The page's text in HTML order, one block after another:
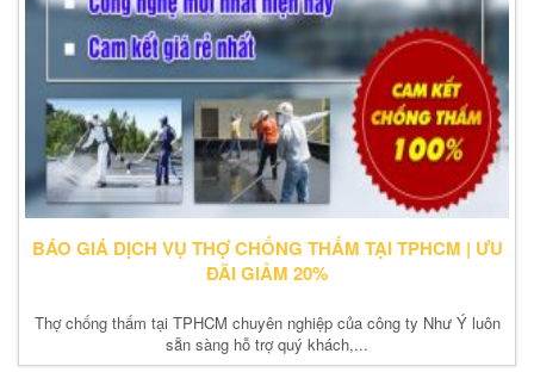
BÁO GIÁ DỊCH VỤ THỢ CHỐNG THẤM TẠI TPHCM | ƯU
ĐÃI GIẢM 20%
Thợ chống thấm tại TPHCM chuyên nghiệp của công ty Như Ý luôn
sẵn sàng hỗ trợ quý khách,...